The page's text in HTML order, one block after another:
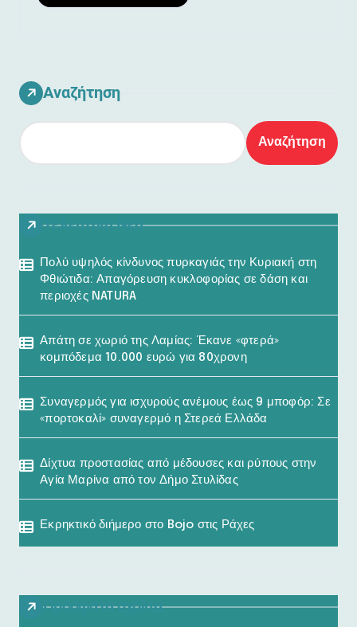
Αναζήτηση
Αναζήτηση
Τελευταία Νέα
Πολύ υψηλός κίνδυνος πυρκαγιάς την Κυριακή στη
Φθιώτιδα: Απαγόρευση κυκλοφορίας σε δάση και
περιοχές NATURA
Απάτη σε χωριό της Λαμίας: Έκανε «φτερά»
κομπόδεμα 10.000 ευρώ για 80χρονη
Συναγερμός για ισχυρούς ανέμους έως 9 μποφόρ: Σε
«πορτοκαλί» συναγερμό η Στερεά Ελλάδα
Δίχτυα προστασίας από μέδουσες και ρύπους στην
Αγία Μαρίνα από τον Δήμο Στυλίδας
Εκρηκτικό διήμερο στο Bojo στις Ράχες
Πρόσφατα σχόλια